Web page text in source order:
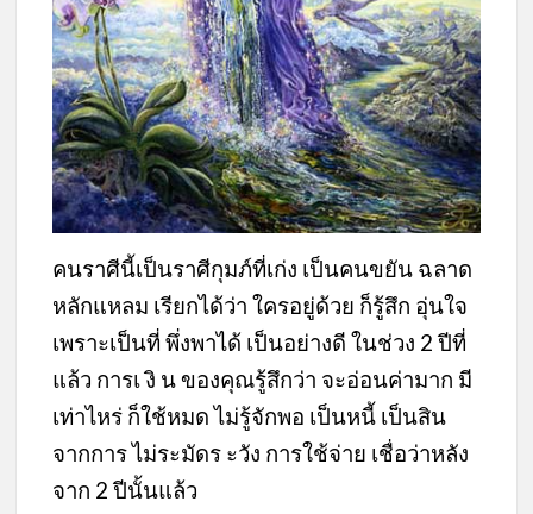
คนราศีนี้เป็นราศีกุมภ์ที่เก่ง เป็นคนขยัน ฉลาด
หลักแหลม เรียกได้ว่า ใครอยู่ด้วย ก็รู้สึก อุ่นใจ
เพราะเป็นที่ พึ่งพาได้ เป็นอย่างดี ในช่วง 2 ปีที่
แล้ว การเ งิ น ของคุณรู้สึกว่า จะอ่อนค่ามาก มี
เท่าไหร่ ก็ใช้หมด ไม่รู้จักพอ เป็นหนี้ เป็นสิน
จากการ ไม่ระมัดร ะวัง การใช้จ่าย เชื่อว่าหลัง
จาก 2 ปีนั้นแล้ว